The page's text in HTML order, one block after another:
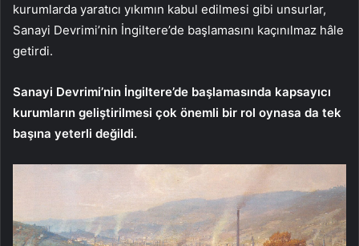
kurumlarda yaratıcı yıkımın kabul edilmesi gibi unsurlar,
Sanayi Devrimi’nin İngiltere’de başlamasını kaçınılmaz hâle
getirdi.
Sanayi Devrimi’nin İngiltere’de başlamasında kapsayıcı
kurumların geliştirilmesi çok önemli bir rol oynasa da tek
başına yeterli değildi.